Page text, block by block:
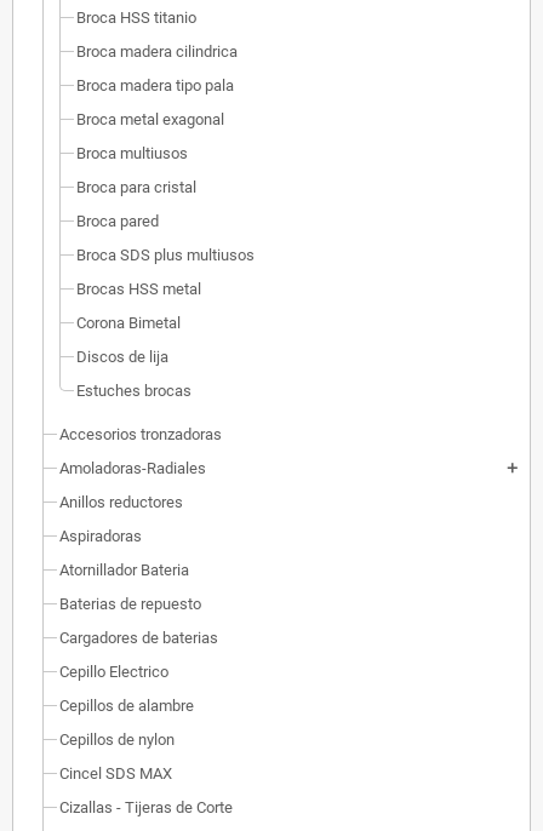
Broca HSS titanio
Broca madera cilindrica
Broca madera tipo pala
Broca metal exagonal
Broca multiusos
Broca para cristal
Broca pared
Broca SDS plus multiusos
Brocas HSS metal
Corona Bimetal
Discos de lija
Estuches brocas
Accesorios tronzadoras
Amoladoras-Radiales
add
Anillos reductores
Aspiradoras
Atornillador Bateria
Baterias de repuesto
Cargadores de baterias
Cepillo Electrico
Cepillos de alambre
Cepillos de nylon
Cincel SDS MAX
Cizallas - Tijeras de Corte